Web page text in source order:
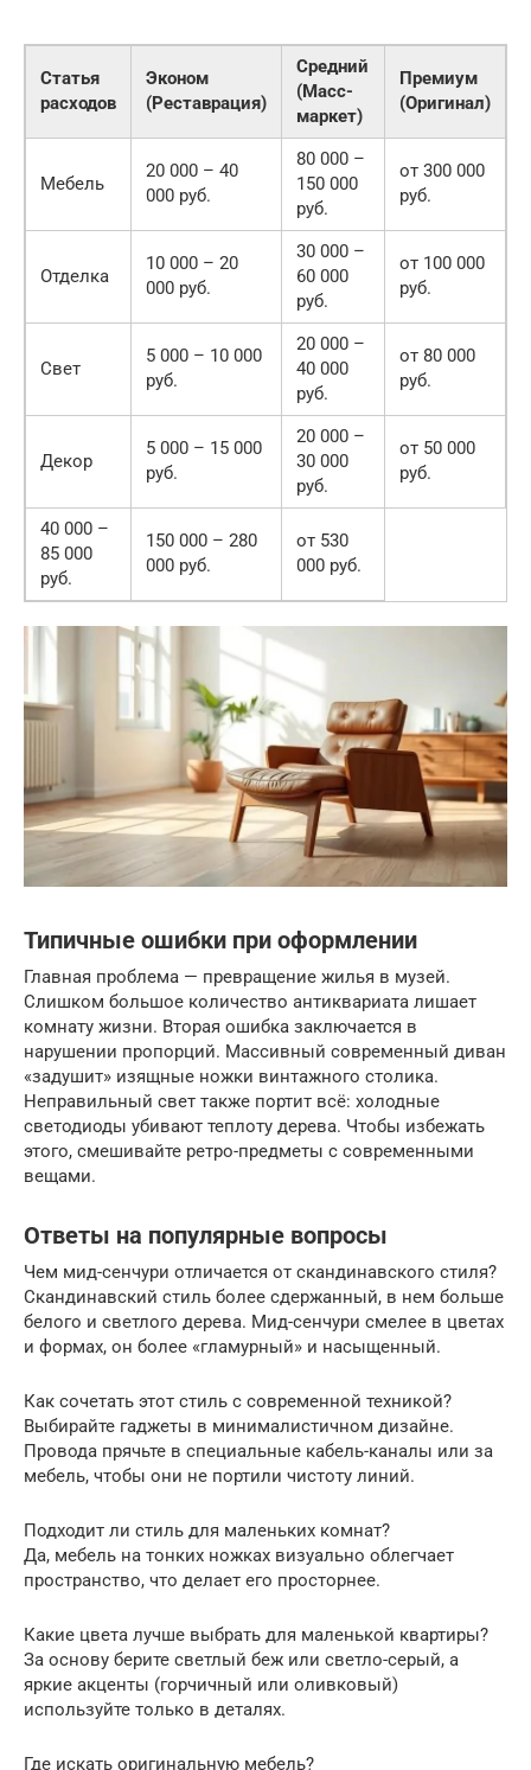
Статья
расходов
Эконом
(Реставрация)
Средний
(Масс-
маркет)
Премиум
(Оригинал)
Мебель
20 000 – 40
000 руб.
80 000 –
150 000
руб.
от 300 000
руб.
Отделка
10 000 – 20
000 руб.
30 000 –
60 000
руб.
от 100 000
руб.
Свет
5 000 – 10 000
руб.
20 000 –
40 000
руб.
от 80 000
руб.
Декор
5 000 – 15 000
руб.
20 000 –
30 000
руб.
от 50 000
руб.
40 000 –
85 000
руб.
150 000 – 280
000 руб.
от 530
000 руб.
Типичные ошибки при оформлении
Главная проблема — превращение жилья в музей.
Слишком большое количество антиквариата лишает
комнату жизни. Вторая ошибка заключается в
нарушении пропорций. Массивный современный диван
«задушит» изящные ножки винтажного столика.
Неправильный свет также портит всё: холодные
светодиоды убивают теплоту дерева. Чтобы избежать
этого, смешивайте ретро-предметы с современными
вещами.
Ответы на популярные вопросы
Чем мид-сенчури отличается от скандинавского стиля?
Скандинавский стиль более сдержанный, в нем больше
белого и светлого дерева. Мид-сенчури смелее в цветах
и формах, он более «гламурный» и насыщенный.
Как сочетать этот стиль с современной техникой?
Выбирайте гаджеты в минималистичном дизайне.
Провода прячьте в специальные кабель-каналы или за
мебель, чтобы они не портили чистоту линий.
Подходит ли стиль для маленьких комнат?
Да, мебель на тонких ножках визуально облегчает
пространство, что делает его просторнее.
Какие цвета лучше выбрать для маленькой квартиры?
За основу берите светлый беж или светло-серый, а
яркие акценты (горчичный или оливковый)
используйте только в деталях.
Где искать оригинальную мебель?